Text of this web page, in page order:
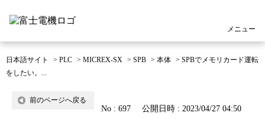
メニュー
日本語サイト > PLC > MICREX-SX > SPB > 本体 > SPBでメモリカード運転
をしたい。...
前のページへ戻る
No : 697 公開日時 : 2023/04/27 04:50